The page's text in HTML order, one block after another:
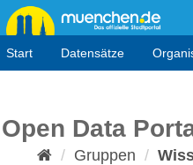
Start Datensätze
Open Data
Gruppen